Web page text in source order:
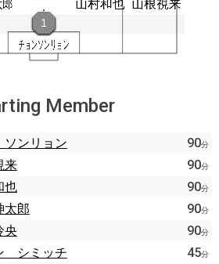
Member
ンリョン 90分
来 90分
也 90分
郎 90分
90分
シミッチ 45分